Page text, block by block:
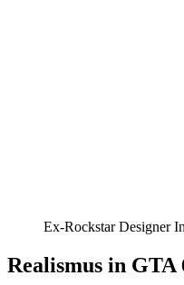
Ex-Rockstar Designer
Realismus in GTA